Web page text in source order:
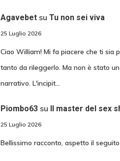
Agavebetsu Tu non sei viva
25 Luglio 2026
Ciao William! Mi fa piacere che ti sia
tanto da rileggerlo. Ma non è stato
narrativo. L'incipit…
Piombo63su Il master del sex
25 Luglio 2026
Bellissimo racconto, aspetto il seguito